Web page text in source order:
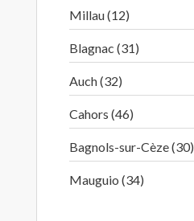
Millau (12)
Blagnac (31)
Auch (32)
Cahors (46)
Bagnols-sur-Cèze (30)
Mauguio (34)